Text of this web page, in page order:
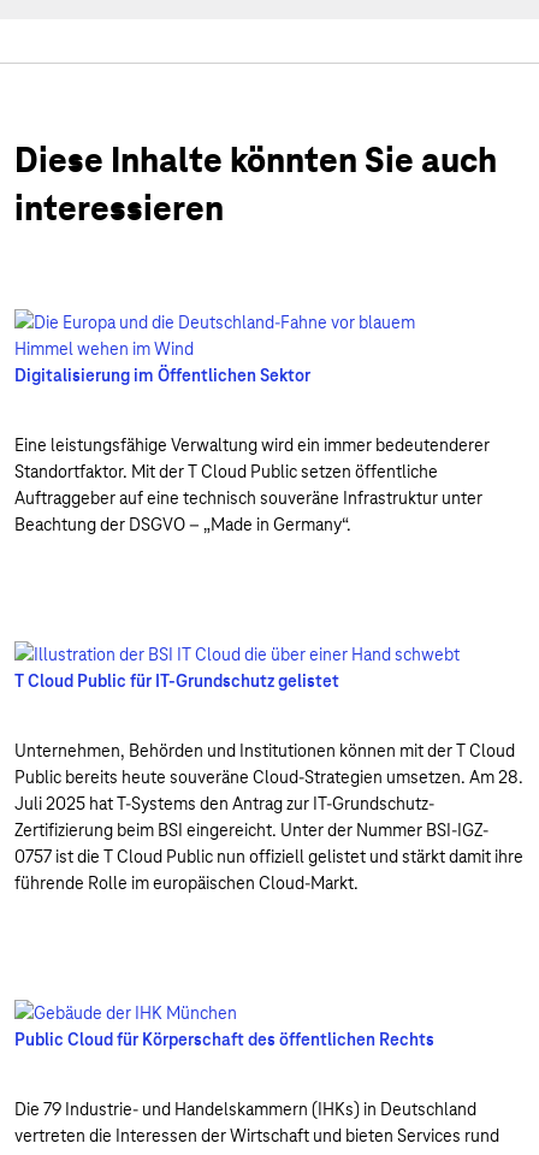
Diese Inhalte könnten Sie auch
interessieren
Digitalisierung im Öffentlichen Sektor
Eine leistungsfähige Verwaltung wird ein immer bedeutenderer
Standortfaktor. Mit der T Cloud Public setzen öffentliche
Auftraggeber auf eine technisch souveräne Infrastruktur unter
Beachtung der DSGVO – „Made in Germany“.
T Cloud Public für IT-Grundschutz gelistet
Unternehmen, Behörden und Institutionen können mit der T Cloud
Public bereits heute souveräne Cloud-Strategien umsetzen. Am 28.
Juli 2025 hat T-Systems den Antrag zur IT-Grundschutz-
Zertifizierung beim BSI eingereicht. Unter der Nummer BSI-IGZ-
0757 ist die T Cloud Public nun offiziell gelistet und stärkt damit ihre
führende Rolle im europäischen Cloud-Markt.
Public Cloud für Körperschaft des öffentlichen Rechts
Die 79 Industrie- und Handelskammern (IHKs) in Deutschland
vertreten die Interessen der Wirtschaft und bieten Services rund